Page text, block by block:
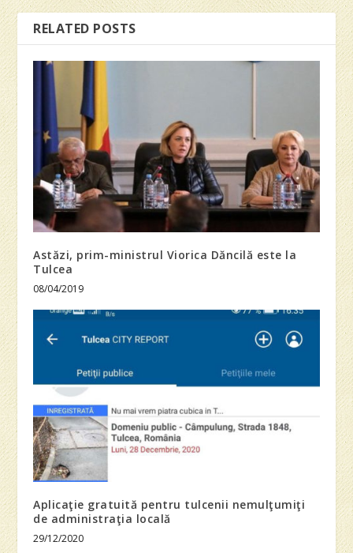
RELATED POSTS
Astăzi, prim-ministrul Viorica Dăncilă este la
Tulcea
08/04/2019
Aplicaţie gratuită pentru tulcenii nemulţumiţi
de administraţia locală
29/12/2020